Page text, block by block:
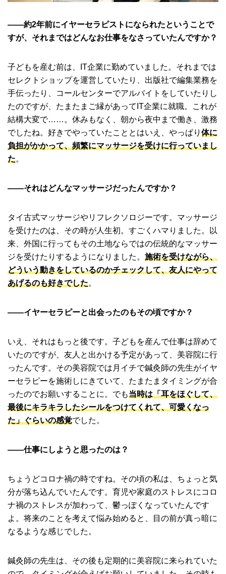
――約2年前にイヤーセラピストになられたということで
すが、それまではどんなお仕事をなさっていたんですか？
子どもを産む前は、IT企業に勤めていました。それまでは
セレクトショップを運営していたり、出版社で編集業務を
手伝ったり、コールセンターでアルバイトをしていたりし
たのですが、たまたまご縁があってIT企業に就職。これが
結構大変で……。休みもなく、朝から夜中まで働き、激務
でしたね。好きでやっていたこととはいえ、やっぱり 体に
負担がかかって、頻繁にマッサージを受けに行っていまし
た。
――それはどんなマッサージだったんですか？
タイ古式マッサージやリフレクソロジーです。マッサージ
を受けたのは、その時が人生初。すごくハマりました。以
来、外国に行ってもその土地ならではの伝統的なマッサー
ジを受けたりするようになりました。 施術を受けながら、
どういう動きをしているのかチェックして、友人にやって
あげるのも好きでした。
――イヤーセラピーと出会ったのもその頃ですか？
いえ、それはもっと後です。子どもを産んで仕事は辞めて
いたのですが、友人と出かける予定があって、美容院に行
ったんです。その美容院では月イチで鍼灸師の先生がイヤ
ーセラピーを施術しにきていて、たまたまタイミングが合
ったのでお願いすることに。でも当時は「耳をほぐして、
最後にキラキラしたシールをつけてくれて、可愛くなっ
た」ぐらいの感覚でした。
――仕事にしようと思ったのは？
ちょうどコロナ禍の時ですね。その頃の私は、ちょっと気
分が落ち込んでいたんです。育児や家庭のストレスにコロ
ナ禍のストレスが加わって、鬱っぽくなっていたんです
よ。将来のことを考えて悩み始めると、目の前が真っ暗に
なるような感じでした。
鍼灸師の先生は、その後も定期的に美容院に来られていた